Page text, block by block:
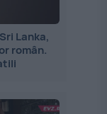
Lanka,
român.